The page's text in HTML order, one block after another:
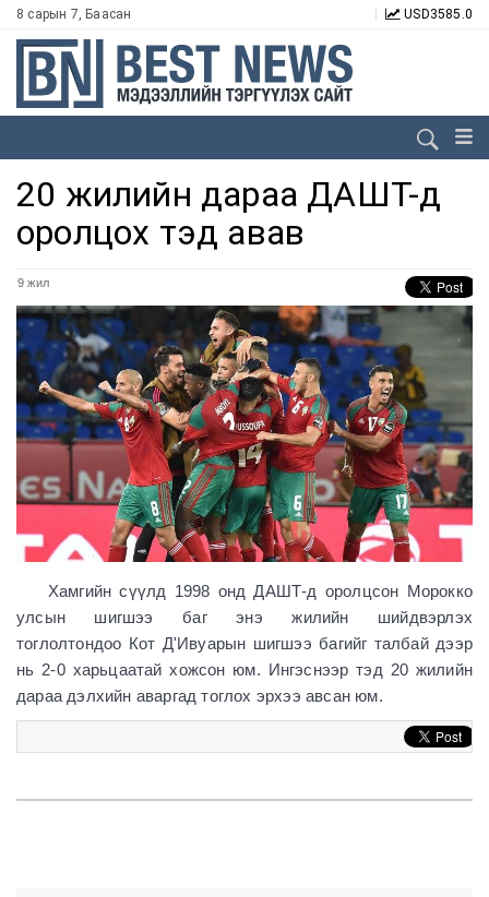
8 сарын 7, Баасан USD3585.0
20 жилийн дараа ДАШТ-д
оролцох тэд авав
9 жил
Хамгийн сүүлд 1998 онд ДАШТ-д оролцсон Морокко
улсын шигшээ баг энэ жилийн шийдвэрлэх
тоглолтондоо Кот Д'Ивуарын шигшээ багийг талбай дээр
нь 2-0 харьцаатай хожсон юм. Ингэснээр тэд 20 жилийн
дараа дэлхийн аваргад тоглох эрхээ авсан юм.